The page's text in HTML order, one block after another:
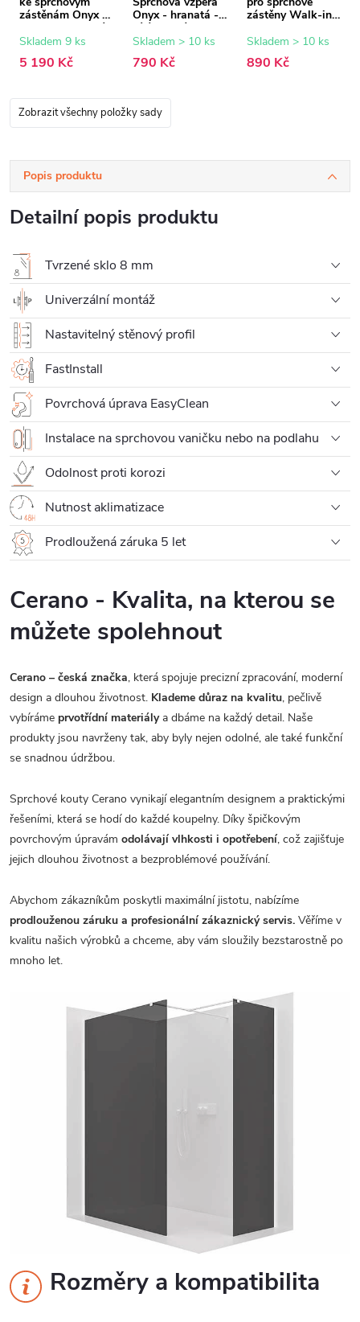
zástěnám Onyx -
8 mm - grafitové
sklo - 150x200
Skladem 9 ks
5 190 Kč
Onyx - hranatá -
bílá matná - 150
cm
Skladem > 10 ks
790 Kč
zástěny Walk-in
bílá matná - 15
Skladem > 10 ks
890 Kč
Zobrazit všechny položky sady
Popis produktu
Detailní popis produktu
Tvrzené sklo 8 mm
Univerzální montáž
Nastavitelný stěnový profil
FastInstall
Povrchová úprava EasyClean
Instalace na sprchovou vaničku nebo na podlahu
Odolnost proti korozi
Nutnost aklimatizace
Prodloužená záruka 5 let
Cerano - Kvalita, na kterou se
můžete spolehnout
Cerano – česká značka, která spojuje precizní zpracování, moderní
design a dlouhou životnost. Klademe důraz na kvalitu, pečlivě
vybíráme prvotřídní materiálya dbáme na každý detail. Naše
produkty jsou navrženy tak, aby byly nejen odolné, ale také funkční
se snadnou údržbou.
Sprchové kouty Cerano vynikají elegantním designem a praktickými
řešeními, která se hodí do každé koupelny. Díky špičkovým
povrchovým úpravám odolávají vlhkosti i opotřebení, což zajišťuje
jejich dlouhou životnost a bezproblémové používání.
Abychom zákazníkům poskytli maximální jistotu, nabízíme
prodlouženou záruku a profesionální zákaznický servis. Věříme v
kvalitu našich výrobků a chceme, aby vám sloužily bezstarostně po
mnoho let.
Rozměry a kompatibilita